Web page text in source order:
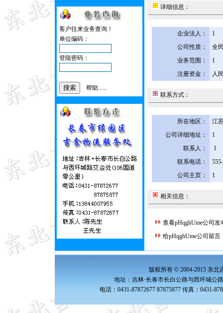
客户往来业务查询！
单位编码：
登陆密码：
帮助......
详细信息：
企业法人：
1
公司性质：
全
业务范围：
1
注册资金：
人
联系方式：
所在地区：
江
公司详细地址：
1
联系人：
1
联系电话：
公司主页：
1
相关信息：
查看pHqghUme公司发
给pHqghUme公司留言
版权所有 © 2004-2015 东北
地址：吉林·长春市长白公路与西环城公
电话：0431-87872677 87875877 传真：0431-